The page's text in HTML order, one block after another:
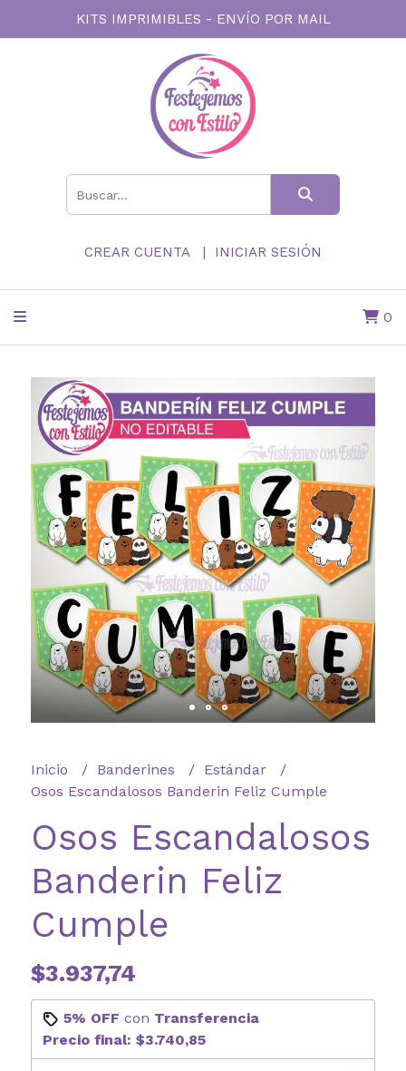
KITS IMPRIMIBLES - ENVÍO POR MAIL
CREAR CUENTA INICIAR SESIÓN
0
Inicio Banderines
Estándar
Osos Escandalosos Banderin Feliz Cumple
Osos Escandalosos
Banderin Feliz
Cumple
$3.937,74
5% OFF con Transferencia
Precio final: $3.740,85